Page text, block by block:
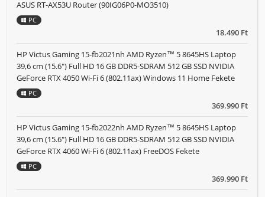
18.490 Ft
ASUS RT-AX53U Router (90IG06P0-MO3510)
PC
369.990 Ft
HP Victus Gaming 15-fb2021nh AMD Ryzen™ 5 8645HS Laptop
39,6 cm (15.6") Full HD 16 GB DDR5-SDRAM 512 GB SSD NVIDIA
GeForce RTX 4050 Wi-Fi 6 (802.11ax) Windows 11 Home Fekete
PC
369.990 Ft
HP Victus Gaming 15-fb2022nh AMD Ryzen™ 5 8645HS Laptop
39,6 cm (15.6") Full HD 16 GB DDR5-SDRAM 512 GB SSD NVIDIA
GeForce RTX 4060 Wi-Fi 6 (802.11ax) FreeDOS Fekete
PC